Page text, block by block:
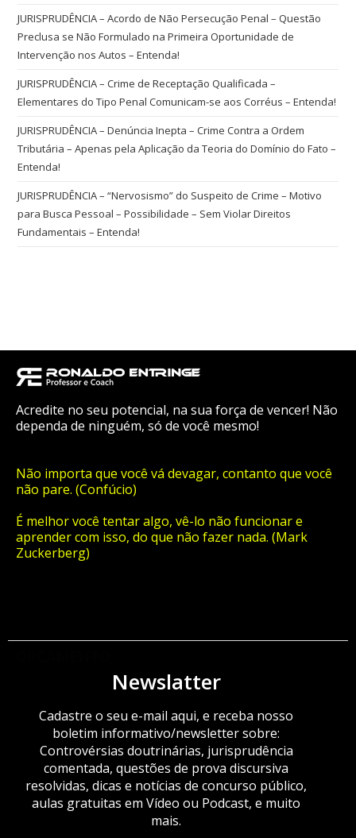
JURISPRUDÊNCIA – Acordo de Não Persecução Penal – Questão
Preclusa se Não Formulado na Primeira Oportunidade de
Intervenção nos Autos – Entenda!
JURISPRUDÊNCIA – Crime de Receptação Qualificada –
Elementares do Tipo Penal Comunicam-se aos Corréus – Entenda!
JURISPRUDÊNCIA – Denúncia Inepta – Crime Contra a Ordem
Tributária – Apenas pela Aplicação da Teoria do Domínio do Fato –
Entenda!
JURISPRUDÊNCIA – “Nervosismo” do Suspeito de Crime – Motivo
para Busca Pessoal – Possibilidade – Sem Violar Direitos
Fundamentais – Entenda!
Acredite no seu potencial, na sua força de vencer! Não
dependa de ninguém, só de você mesmo!
Não importa que você vá devagar, contanto que você
não pare. (Confúcio)
É melhor você tentar algo, vê-lo não funcionar e
aprender com isso, do que não fazer nada. (Mark
Zuckerberg)
Newslatter
Cadastre o seu e-mail aqui, e receba nosso
boletim informativo/newsletter sobre:
Controvérsias doutrinárias, jurisprudência
comentada, questões de prova discursiva
resolvidas, dicas e notícias de concurso público,
aulas gratuitas em Vídeo ou Podcast, e muito
mais.